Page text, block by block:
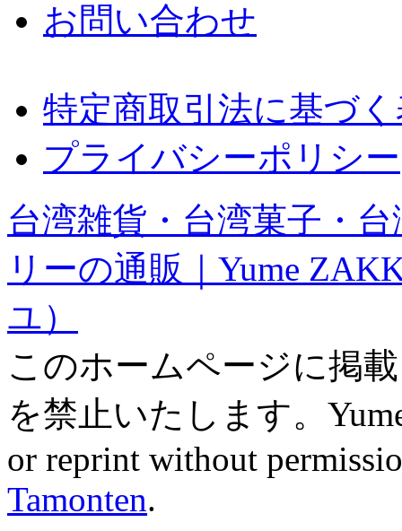
お問い合わせ
特定商取引法に基づ
プライバシーポリシー
台湾雑貨・台湾菓子・
リーの通販｜Yume
ユ）
このホームページに掲
を禁止いたします。
or reprint without
Tamonten.